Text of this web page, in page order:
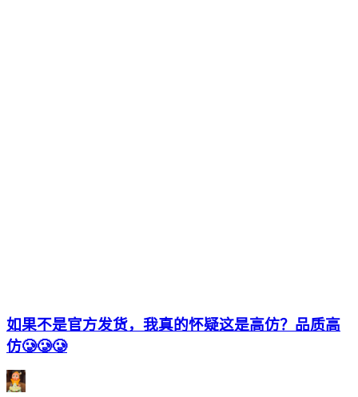
如果不是官方发货，我真的怀疑这是高仿？品质高
仿🥲🥲🥲